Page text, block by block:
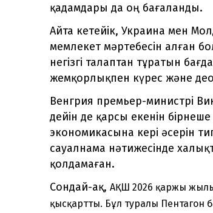
қадамдары да оң бағаланды.
Айта кетейік, Украина мен
мемлекет мәртебесін алған
негізгі талаптан тұратын
жемқорлықпен күрес және
Венгрия премьер-министрі
дейін де қарсы екенін
экономикасына кері әсерін
сауалнама нәтижесінде
қолдамаған.
Сондай-ақ, АҚШ 2026 қаржы
қысқартты. Бұл туралы Пентагон